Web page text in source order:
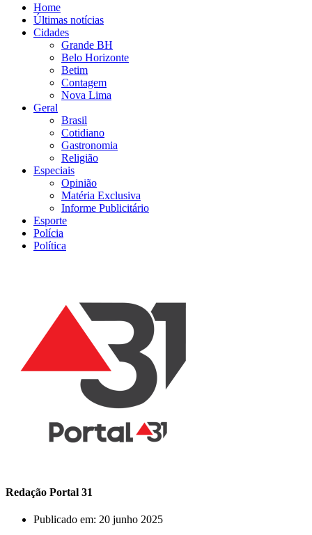
Home
Últimas notícias
Cidades
Grande BH
Belo Horizonte
Betim
Contagem
Nova Lima
Geral
Brasil
Cotidiano
Gastronomia
Religião
Especiais
Opinião
Matéria Exclusiva
Informe Publicitário
Esporte
Polícia
Política
Redação Portal 31
Publicado em: 20 junho 2025